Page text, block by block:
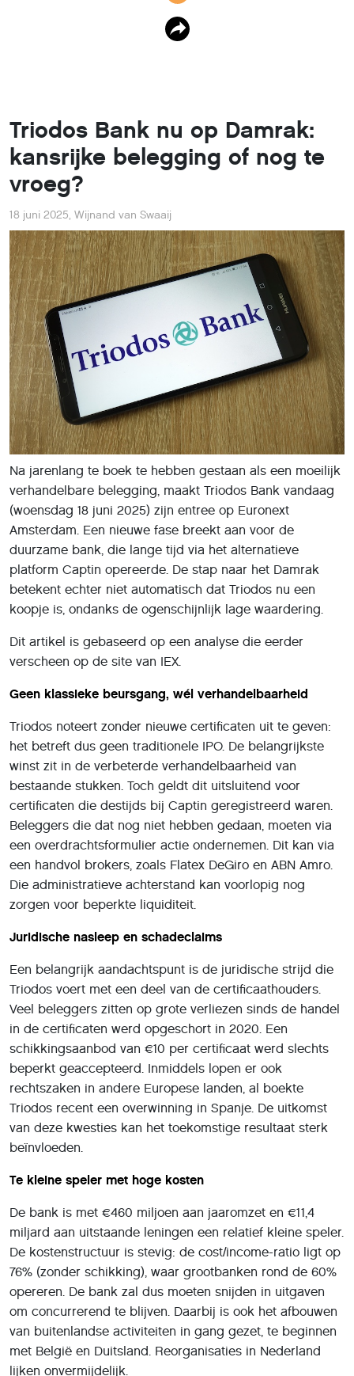
Triodos Bank nu op Damrak:
kansrijke belegging of nog te
vroeg?
18 juni 2025, Wijnand van Swaaij
Na jarenlang te boek te hebben gestaan als een moeilijk
verhandelbare belegging, maakt Triodos Bank vandaag
(woensdag 18 juni 2025) zijn entree op Euronext
Amsterdam. Een nieuwe fase breekt aan voor de
duurzame bank, die lange tijd via het alternatieve
platform Captin opereerde. De stap naar het Damrak
betekent echter niet automatisch dat Triodos nu een
koopje is, ondanks de ogenschijnlijk lage waardering.
Dit artikel is gebaseerd op een analyse die eerder
verscheen op de site van IEX.
Geen klassieke beursgang, wél verhandelbaarheid
Triodos noteert zonder nieuwe certificaten uit te geven:
het betreft dus geen traditionele IPO. De belangrijkste
winst zit in de verbeterde verhandelbaarheid van
bestaande stukken. Toch geldt dit uitsluitend voor
certificaten die destijds bij Captin geregistreerd waren.
Beleggers die dat nog niet hebben gedaan, moeten via
een overdrachtsformulier actie ondernemen. Dit kan via
een handvol brokers, zoals Flatex DeGiro en ABN Amro.
Die administratieve achterstand kan voorlopig nog
zorgen voor beperkte liquiditeit.
Juridische nasleep en schadeclaims
Een belangrijk aandachtspunt is de juridische strijd die
Triodos voert met een deel van de certificaathouders.
Veel beleggers zitten op grote verliezen sinds de handel
in de certificaten werd opgeschort in 2020. Een
schikkingsaanbod van €10 per certificaat werd slechts
beperkt geaccepteerd. Inmiddels lopen er ook
rechtszaken in andere Europese landen, al boekte
Triodos recent een overwinning in Spanje. De uitkomst
van deze kwesties kan het toekomstige resultaat sterk
beïnvloeden.
Te kleine speler met hoge kosten
De bank is met €460 miljoen aan jaaromzet en €11,4
miljard aan uitstaande leningen een relatief kleine speler.
De kostenstructuur is stevig: de cost/income-ratio ligt op
76% (zonder schikking), waar grootbanken rond de 60%
opereren. De bank zal dus moeten snijden in uitgaven
om concurrerend te blijven. Daarbij is ook het afbouwen
van buitenlandse activiteiten in gang gezet, te beginnen
met België en Duitsland. Reorganisaties in Nederland
lijken onvermijdelijk.